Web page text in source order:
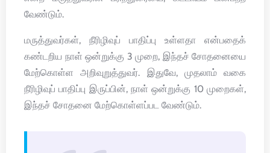
வேண்டும்.
மருத்துவர்கள், நீரிழிவுப் பாதிப்பு உள்ளதா என்பதைக்
கண்டறிய நாள் ஒன்றுக்கு 3 முறை, இந்தச் சோதனையை
மேற்கொள்ள அறிவுறுத்துவர். இதுவே, முதலாம் வகை
நீரிழிவுப் பாதிப்பு இருப்பின், நாள் ஒன்றுக்கு 10 முறைகள்,
இந்தச் சோதனை மேற்கொள்ளப்பட வேண்டும்.